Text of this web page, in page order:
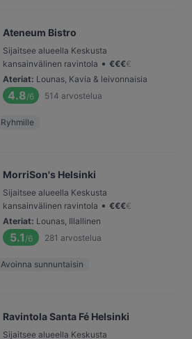
Ateneum Bistro
Sijaitsee alueella Keskusta
kansainvälinen ravintola • €€€€
Ateriat: Lounas, Kavia & leivonnaisia
4.8/6 514 arvostelua
Ryhmille
MorriSon's Helsinki
Sijaitsee alueella Keskusta
kansainvälinen ravintola • €€€€
Ateriat: Lounas, Illallinen
5.1 /6 281 arvostelua
Avoinna sunnuntaisin
Ravintola Santa Fé Helsinki
Sijaitsee alueella Keskusta